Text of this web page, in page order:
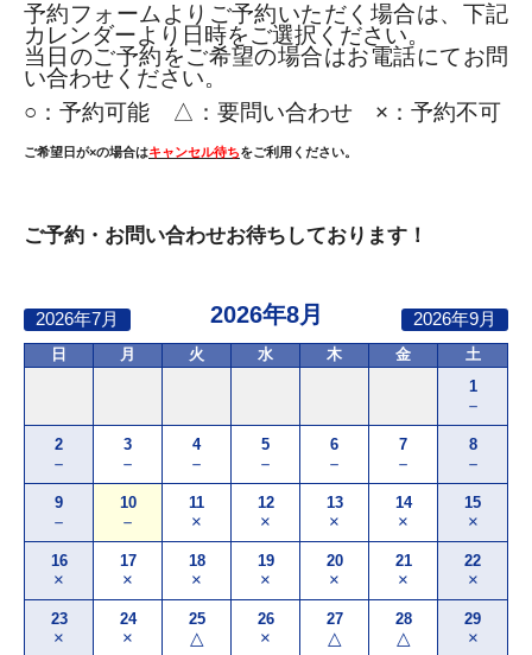
予約フォームよりご予約いただく場合は、下記
カレンダーより日時をご選択ください。
当日のご予約をご希望の場合はお電話にてお問
い合わせください。
○： 予約可能 △：要問い合わせ ×：予約不可
ご希望日が×の場合はキャンセル待ちをご利用ください。
ご予約・お問い合わせお待ちしております！
2026年8月
日 月 火 水 木 金
土
1
－
2
－
3
－
4
－
5
－
6
－
7
－
8
－
9
－
10
－
11
×
12
×
13
×
14
×
15
×
16
×
17
×
18
×
19
×
20
×
21
×
22
×
23
×
24
×
25
△
26
×
27
△
28
△
29
×
2026年7月 2026年9月